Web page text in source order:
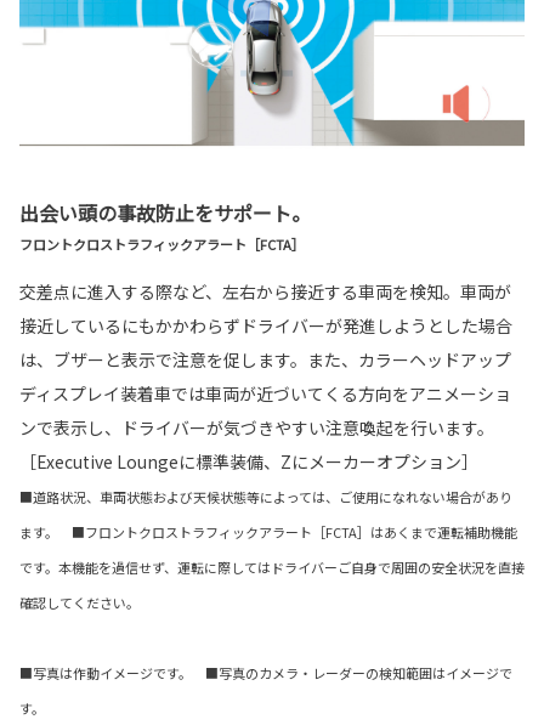
出会い頭の事故防止をサポート。
フロントクロストラフィックアラート［FCTA］
交差点に進入する際など、左右から接近する車両を検知。車両が
接近しているにもかかわらずドライバーが発進しようとした場合
は、ブザーと表示で注意を促します。また、カラーヘッドアップ
ディスプレイ装着車では車両が近づいてくる方向をアニメーショ
ンで表示し、ドライバーが気づきやすい注意喚起を行います。
［Executive Loungeに標準装備、Zにメーカーオプション］
■道路状況、車両状態および天候状態等によっては、ご使用になれない場合があり
ます。 ■フロントクロストラフィックアラート［FCTA］はあくまで運転補助機能
です。本機能を過信せず、運転に際してはドライバーご自身で周囲の安全状況を直接
確認してください。
■写真は作動イメージです。 ■写真のカメラ・レーダーの検知範囲はイメージで
す。